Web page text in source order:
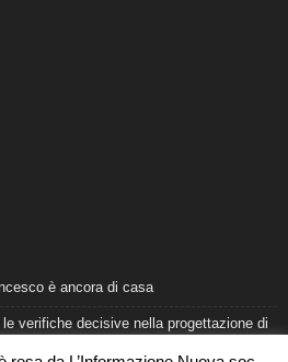
è ancora di casa
verifiche decisive nella progettazione di